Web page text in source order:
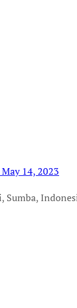
May 14, 2023